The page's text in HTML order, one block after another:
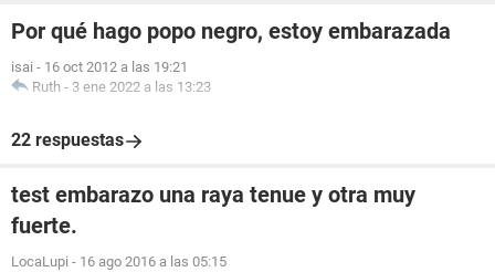
Por qué hago popo negro, estoy embarazada
isai - 16 oct 2012 a las 19:21
Ruth - 3 ene 2022 a las 13:23
22 respuestas
test embarazo una raya tenue y otra muy
fuerte.
LocaLupi - 16 ago 2016 a las 05:15